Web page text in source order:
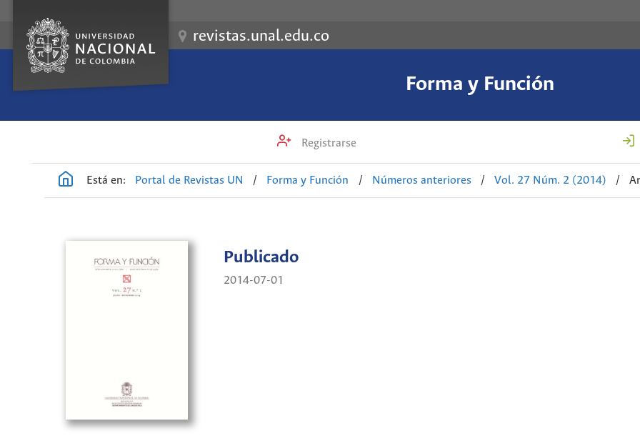
revistas.unal.edu.co
Forma y Función
Registrarse
Está en: Portal de Revistas UN / Forma y Función / Números anteriores / Vol. 27 Núm. 2 (2014) /
Publicado
2014-07-01